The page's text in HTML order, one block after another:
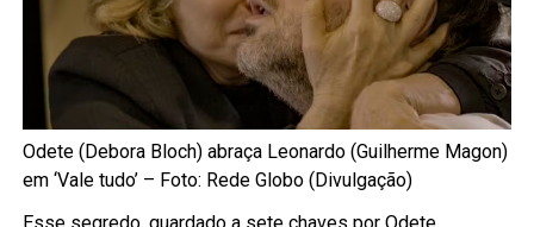
Odete (Debora Bloch) abraça Leonardo (Guilherme Magon)
em ‘Vale tudo’ – Foto: Rede Globo (Divulgação)